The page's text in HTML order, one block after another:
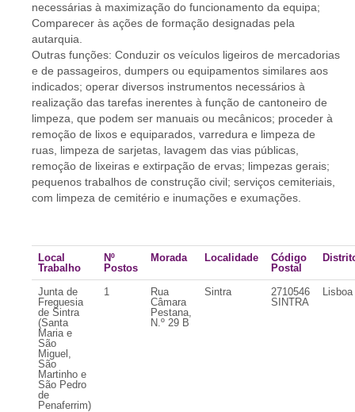
necessárias à maximização do funcionamento da equipa;
Comparecer às ações de formação designadas pela
autarquia.
Outras funções: Conduzir os veículos ligeiros de mercadorias
e de passageiros, dumpers ou equipamentos similares aos
indicados; operar diversos instrumentos necessários à
realização das tarefas inerentes à função de cantoneiro de
limpeza, que podem ser manuais ou mecânicos; proceder à
remoção de lixos e equiparados, varredura e limpeza de
ruas, limpeza de sarjetas, lavagem das vias públicas,
remoção de lixeiras e extirpação de ervas; limpezas gerais;
pequenos trabalhos de construção civil; serviços cemiteriais,
com limpeza de cemitério e inumações e exumações.
Local
Trabalho
Nº
Postos
Morada Localidade
Código
Postal
Junta de
Freguesia
de Sintra
(Santa
Maria e
São
Miguel,
São
Martinho e
São Pedro
de
Penaferrim)
1
Rua
Câmara
Pestana,
N.º 29 B
Sintra
2710546
SINTRA
Lisboa